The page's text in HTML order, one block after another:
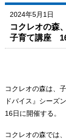
2024年5月1日
コクレオの森
子育て講座
コクレオの森は、
ドバイス』シーズ
16日に開催する。
コクレオの森では